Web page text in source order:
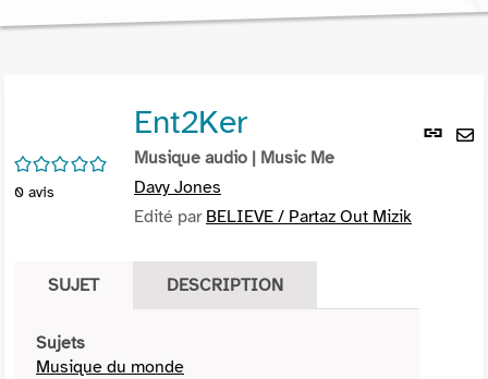
Lien
/5
0 avis
Ent2Ker
Musique audio | Music Me
Davy Jones
Edité par BELIEVE / Partaz Out Mizik
SUJET DESCRIPTION
Sujets
Musique du monde